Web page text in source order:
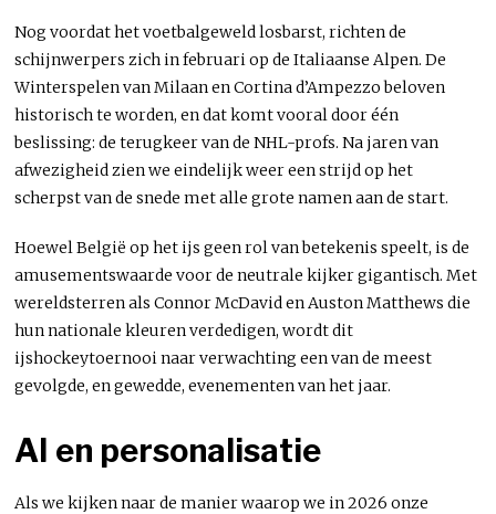
Nog voordat het voetbalgeweld losbarst, richten de
schijnwerpers zich in februari op de Italiaanse Alpen. De
Winterspelen van Milaan en Cortina d’Ampezzo beloven
historisch te worden, en dat komt vooral door één
beslissing: de terugkeer van de NHL-profs. Na jaren van
afwezigheid zien we eindelijk weer een strijd op het
scherpst van de snede met alle grote namen aan de start.
Hoewel België op het ijs geen rol van betekenis speelt, is de
amusementswaarde voor de neutrale kijker gigantisch. Met
wereldsterren als Connor McDavid en Auston Matthews die
hun nationale kleuren verdedigen, wordt dit
ijshockeytoernooi naar verwachting een van de meest
gevolgde, en gewedde, evenementen van het jaar.
AI en personalisatie
Als we kijken naar de manier waarop we in 2026 onze